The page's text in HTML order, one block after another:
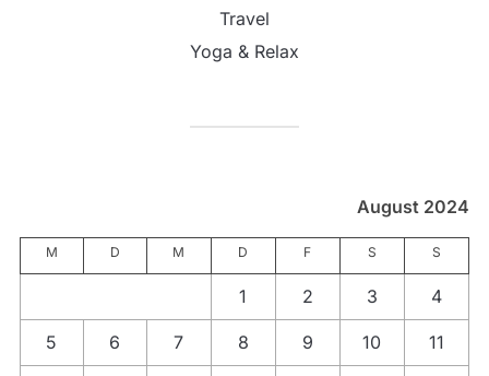
Travel
Yoga & Relax
August 2024
M D M D F S S
1 2 3 4
5 6 7 8 9 10 11